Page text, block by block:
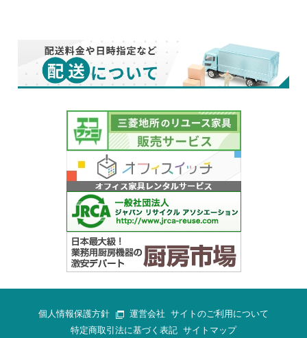
個人情報保護方針 運営会社 サイトのご利用について
特定商取引法に基づく表記 サイトマップ